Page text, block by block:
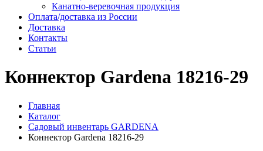
Канатно-веревочная продукция
Оплата/доставка из России
Доставка
Контакты
Статьи
Коннектор Gardena 18216-29
Главная
Каталог
Садовый инвентарь GARDENA
Коннектор Gardena 18216-29